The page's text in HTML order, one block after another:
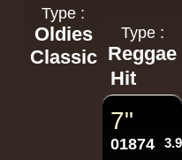
Type :
Oldies
Classic
Type :
Reggae
Hit
7"
01874